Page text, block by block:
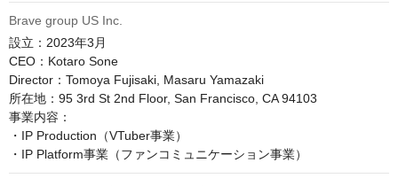
Brave group US Inc.
設立：2023年3月
CEO：Kotaro Sone
Director：Tomoya Fujisaki, Masaru Yamazaki
所在地：95 3rd St 2nd Floor, San Francisco, CA 94103
事業内容：
・IP Production（VTuber事業）